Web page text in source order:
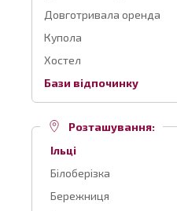
Довготривала оренда
Купола
Хостел
Бази відпочинку
Розташування:
Ільці
Білоберізка
Бережниця